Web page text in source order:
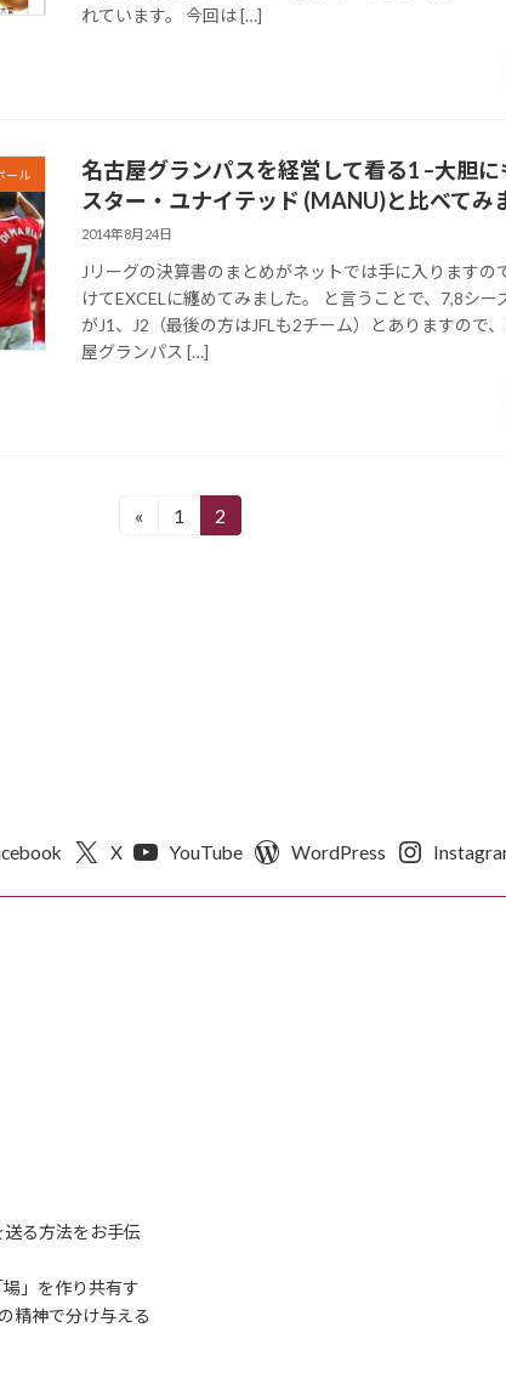
れています。 今回は […]
ール
名古屋グランパスを経営して看る1 –大胆に
スター・ユナイテッド (MANU)と比べてみ
2014年8月24日
Jリーグの決算書のまとめがネットでは手に入りますの
けてEXCELに纏めてみました。 と言うことで、7,8シー
がJ1、J2（最後の方はJFLも2チーム）とありますので
屋グランパス […]
«
固
1
固
2
X YouTube WordPress
る方法をお手伝
」を作り共有す
精神で分け与える